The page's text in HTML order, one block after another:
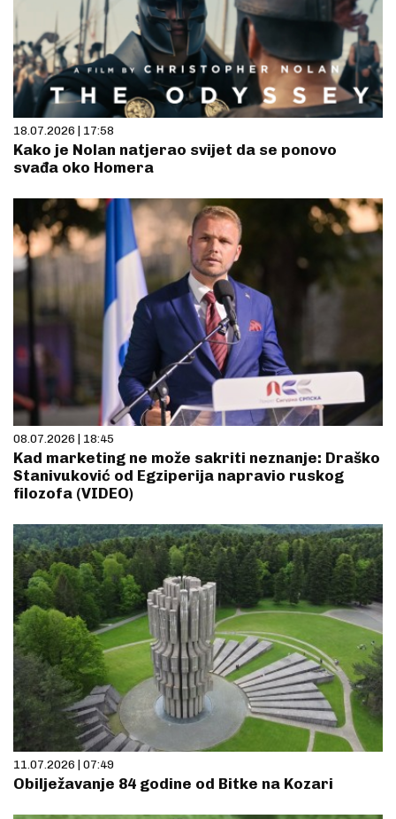
18.07.2026 | 17:58
Kako je Nolan natjerao svijet da se ponovo
svađa oko Homera
08.07.2026 | 18:45
Kad marketing ne može sakriti neznanje: Draško
Stanivuković od Egziperija napravio ruskog
filozofa (VIDEO)
11.07.2026 | 07:49
Obilježavanje 84 godine od Bitke na Kozari